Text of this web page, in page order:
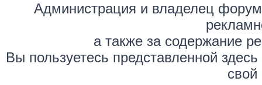
Администрация и владелец
а также за содержание
Вы пользуетесь представленной
свой